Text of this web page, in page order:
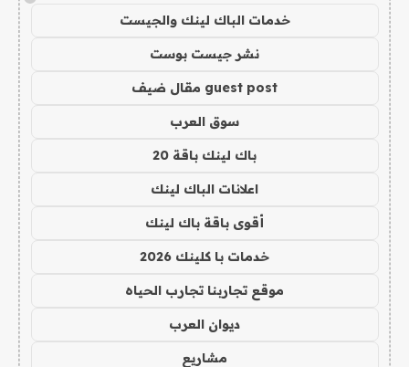
خدمات الباك لينك والجيست
نشر جيست بوست
guest post مقال ضيف
سوق العرب
باك لينك باقة 20
اعلانات الباك لينك
أقوى باقة باك لينك
خدمات با كلينك 2026
موقع تجاربنا تجارب الحياه
ديوان العرب
مشاريع